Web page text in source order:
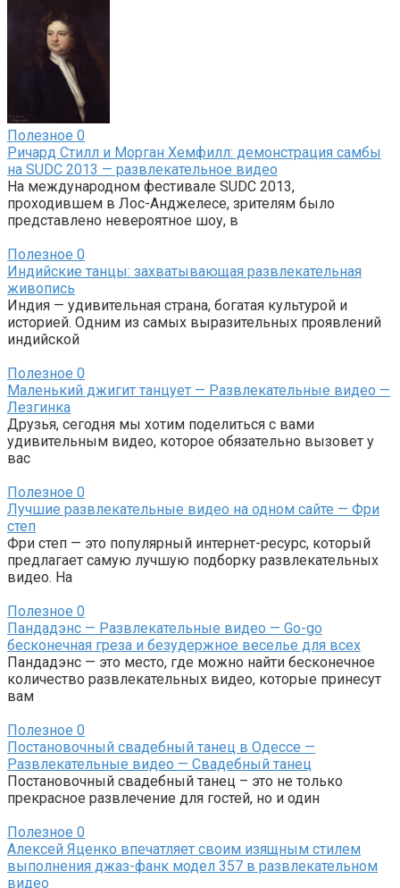
Полезное 0
Ричард Стилл и Морган Хемфилл: демонстрация самбы
на SUDC 2013 — развлекательное видео
На международном фестивале SUDC 2013,
проходившем в Лос-Анджелесе, зрителям было
представлено невероятное шоу, в
Полезное 0
Индийские танцы: захватывающая развлекательная
живопись
Индия — удивительная страна, богатая культурой и
историей. Одним из самых выразительных проявлений
индийской
Полезное 0
Маленький джигит танцует — Развлекательные видео —
Лезгинка
Друзья, сегодня мы хотим поделиться с вами
удивительным видео, которое обязательно вызовет у
вас
Полезное 0
Лучшие развлекательные видео на одном сайте — Фри
степ
Фри степ — это популярный интернет-ресурс, который
предлагает самую лучшую подборку развлекательных
видео. На
Полезное 0
Пандадэнс — Развлекательные видео — Go-go
бесконечная греза и безудержное веселье для всех
Пандадэнс — это место, где можно найти бесконечное
количество развлекательных видео, которые принесут
вам
Полезное 0
Постановочный свадебный танец в Одессе —
Развлекательные видео — Свадебный танец
Постановочный свадебный танец – это не только
прекрасное развлечение для гостей, но и один
Полезное 0
Алексей Яценко впечатляет своим изящным стилем
выполнения джаз-фанк модел 357 в развлекательном
видео